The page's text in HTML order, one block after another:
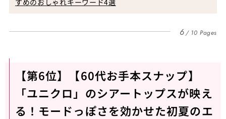
6 10 Pages
【第6位】【60代お手本スナップ】
「ユニクロ」のシアートップスが映え
る！モードっぽさを効かせた初夏のエ